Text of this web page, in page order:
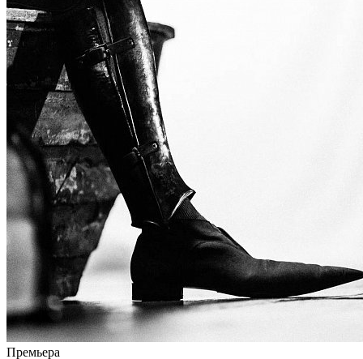
Премьера